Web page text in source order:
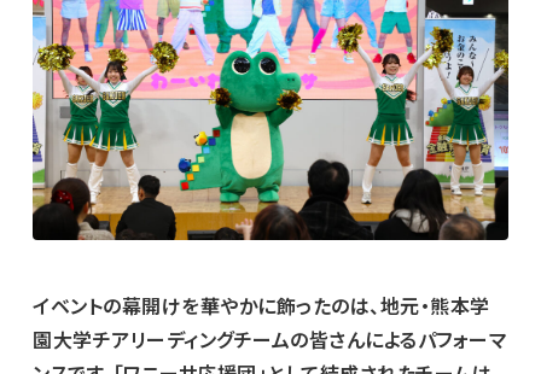
イベントの幕開けを華やかに飾ったのは、地元・熊本学
園大学チアリーディングチームの皆さんによるパフォーマ